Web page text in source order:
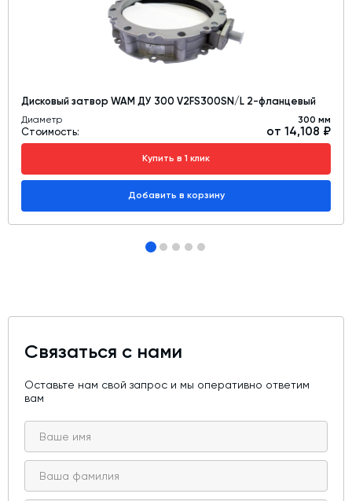
Дисковый затвор WAM ДУ 300 V2FS300SN/L 2-фланцевый
Диаметр 300 мм
Стоимость: от 14,108 ₽
Купить в 1 клик
Добавить в корзину
Связаться с нами
Оставьте нам свой запрос и мы оперативно ответим
вам